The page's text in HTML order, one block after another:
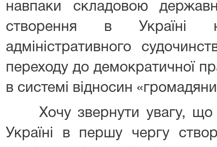
навпаки складовою
створення в Україні
адміністративного
переходу до демократичної
в системі відносин
Хочу звернути увагу, що
Україні в першу чергу